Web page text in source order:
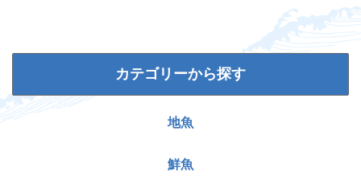
カテゴリーから探す
地魚
鮮魚